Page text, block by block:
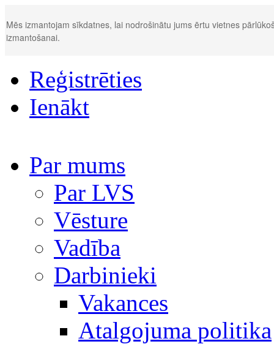
Mēs izmantojam sīkdatnes, lai nodrošinātu jums ērtu vietnes
izmantošanai.
Reģistrēties
Ienākt
Par mums
Par LVS
Vēsture
Vadība
Darbinieki
Vakances
Atalgojuma politika